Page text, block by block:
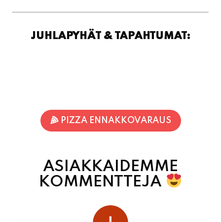
JUHLAPYHÄT & TAPAHTUMAT:
PIZZA ENNAKKOVARAUS
ASIAKKAIDEMME
KOMMENTTEJA